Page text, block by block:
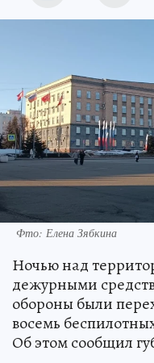
Фто: Елена Зябкина
Ночью над
дежурными
обороны были
восемь
Об этом сообщил